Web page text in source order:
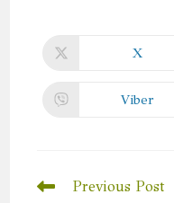
Opens
new
window
X
Opens
Viber
Read
Previous Post